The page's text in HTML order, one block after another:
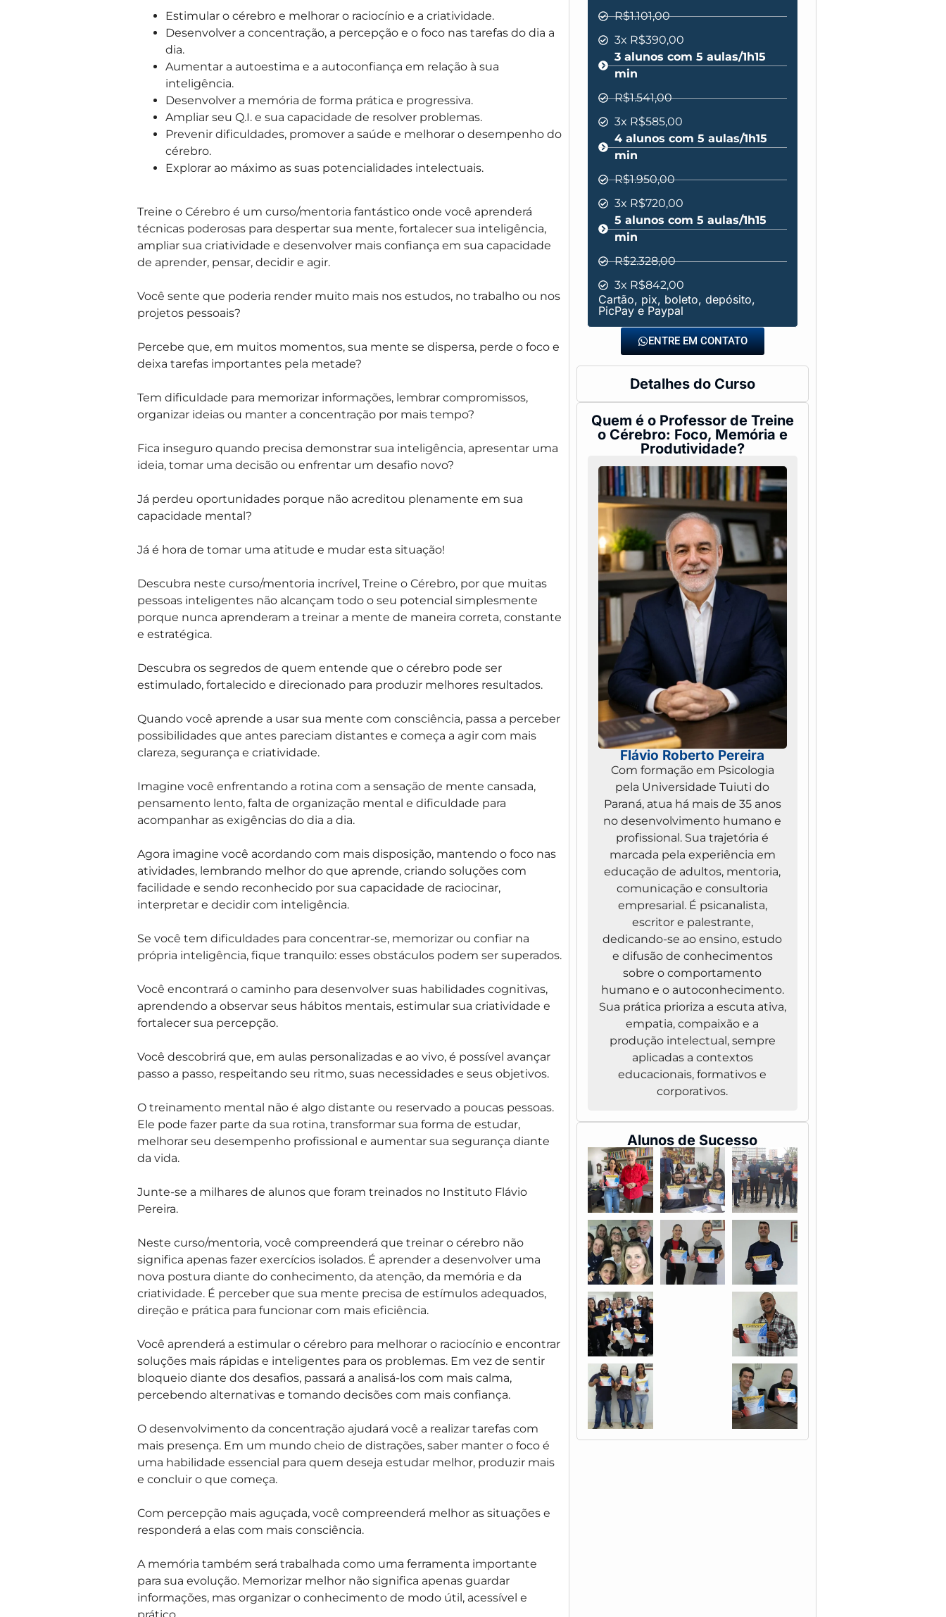
Estimular o cérebro e melhorar o raciocínio e a criatividade.
Desenvolver a concentração, a percepção e o foco nas tarefas do dia a
dia.
Aumentar a autoestima e a autoconfiança em relação à sua
inteligência.
Desenvolver a memória de forma prática e progressiva.
Ampliar seu Q.I. e sua capacidade de resolver problemas.
Prevenir dificuldades, promover a saúde e melhorar o desempenho do
cérebro.
Explorar ao máximo as suas potencialidades intelectuais.
Treine o Cérebroé um curso/mentoria fantástico onde você aprenderá
técnicas poderosas para despertar sua mente, fortalecer sua inteligência,
ampliar sua criatividade e desenvolver mais confiança em sua capacidade
de aprender, pensar, decidir e agir.
Você sente que poderia render muito mais nos estudos, no trabalho ou nos
projetos pessoais?
Percebe que, em muitos momentos, sua mente se dispersa, perde o foco e
deixa tarefas importantes pela metade?
Tem dificuldade para memorizar informações, lembrar compromissos,
organizar ideias ou manter a concentração por mais tempo?
Fica inseguro quando precisa demonstrar sua inteligência, apresentar uma
ideia, tomar uma decisão ou enfrentar um desafio novo?
Já perdeu oportunidades porque não acreditou plenamente em sua
capacidade mental?
Já é hora de tomar uma atitude e mudar esta situação!
Descubra neste curso/mentoria incrível, Treine o Cérebro, por que muitas
pessoas inteligentes não alcançam todo o seu potencial simplesmente
porque nunca aprenderam a treinar a mente de maneira correta, constante
e estratégica.
Descubra os segredos de quem entende que o cérebro pode ser
estimulado, fortalecido e direcionado para produzir melhores resultados.
Quando você aprende a usar sua mente com consciência, passa a perceber
possibilidades que antes pareciam distantes e começa a agir com mais
clareza, segurança e criatividade.
Imagine você enfrentando a rotina com a sensação de mente cansada,
pensamento lento, falta de organização mental e dificuldade para
acompanhar as exigências do dia a dia.
Agora imagine você acordando com mais disposição, mantendo o foco nas
atividades, lembrando melhor do que aprende, criando soluções com
facilidade e sendo reconhecido por sua capacidade de raciocinar,
interpretar e decidir com inteligência.
Se você tem dificuldades para concentrar-se, memorizar ou confiar na
própria inteligência, fique tranquilo: esses obstáculos podem ser superados.
Você encontrará o caminho para desenvolver suas habilidades cognitivas,
aprendendo a observar seus hábitos mentais, estimular sua criatividade e
fortalecer sua percepção.
Você descobrirá que, em aulas personalizadas e ao vivo, é possível avançar
passo a passo, respeitando seu ritmo, suas necessidades e seus objetivos.
O treinamento mental não é algo distante ou reservado a poucas pessoas.
Ele pode fazer parte da sua rotina, transformar sua forma de estudar,
melhorar seu desempenho profissional e aumentar sua segurança diante
da vida.
Junte-se a milhares de alunos que foram treinados no Instituto Flávio
Pereira.
Neste curso/mentoria, você compreenderá que treinar o cérebro não
significa apenas fazer exercícios isolados. É aprender a desenvolver uma
nova postura diante do conhecimento, da atenção, da memória e da
criatividade. É perceber que sua mente precisa de estímulos adequados,
direção e prática para funcionar com mais eficiência.
Você aprenderá a estimular o cérebro para melhorar o raciocínio e encontrar
soluções mais rápidas e inteligentes para os problemas. Em vez de sentir
bloqueio diante dos desafios, passará a analisá-los com mais calma,
percebendo alternativas e tomando decisões com mais confiança.
O desenvolvimento da concentração ajudará você a realizar tarefas com
mais presença. Em um mundo cheio de distrações, saber manter o foco é
uma habilidade essencial para quem deseja estudar melhor, produzir mais
e concluir o que começa.
Com percepção mais aguçada, você compreenderá melhor as situações e
responderá a elas com mais consciência.
A memória também será trabalhada como uma ferramenta importante
para sua evolução. Memorizar melhor não significa apenas guardar
informações, mas organizar o conhecimento de modo útil, acessível e
R$1.101,00
3x R$390,00
3 alunos com 5 aulas/1h15
min
R$1.541,00
3x R$585,00
4 alunos com 5 aulas/1h15
min
R$1.950,00
3x R$720,00
5 alunos com 5 aulas/1h15
min
R$2.328,00
3x R$842,00
Cartão, pix, boleto, depósito,
PicPay e Paypal
ENTRE EM CONTATO
Detalhes do Curso
Quem é o Professor de Treine
o Cérebro: Foco, Memória e
Produtividade?
Flávio Roberto Pereira
Com formação em Psicologia
pela Universidade Tuiuti do
Paraná, atua há mais de 35 anos
no desenvolvimento humano e
profissional. Sua trajetória é
marcada pela experiência em
educação de adultos, mentoria,
comunicação e consultoria
empresarial. É psicanalista,
escritor e palestrante,
dedicando-se ao ensino, estudo
e difusão de conhecimentos
sobre o comportamento
humano e o autoconhecimento.
Sua prática prioriza a escuta ativa,
empatia, compaixão e a
produção intelectual, sempre
aplicadas a contextos
educacionais, formativos e
corporativos.
Alunos de Sucesso